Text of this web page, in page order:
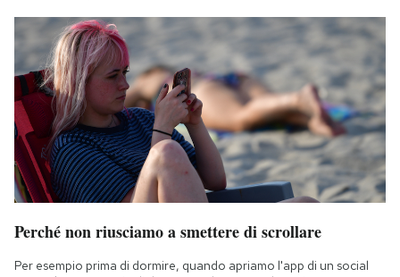
Perché non riusciamo a smettere di scrollare
Per esempio prima di dormire, quando apriamo l'app di un social